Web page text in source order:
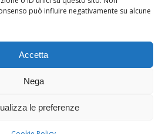
può influire negativamente su alcune
Accetta
Nega
le preferenze
P.IVA 02358760409 -